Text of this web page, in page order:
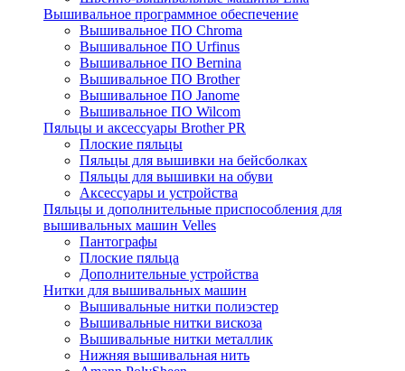
Вышивальное программное обеспечение
Вышивальное ПО Chroma
Вышивальное ПО Urfinus
Вышивальное ПО Bernina
Вышивальное ПО Brother
Вышивальное ПО Janome
Вышивальное ПО Wilcom
Пяльцы и аксессуары Brother PR
Плоские пяльцы
Пяльцы для вышивки на бейсболках
Пяльцы для вышивки на обуви
Аксессуары и устройства
Пяльцы и дополнительные приспособления для
вышивальных машин Velles
Пантографы
Плоские пяльца
Дополнительные устройства
Нитки для вышивальных машин
Вышивальные нитки полиэстер
Вышивальные нитки вискоза
Вышивальные нитки металлик
Нижняя вышивальная нить